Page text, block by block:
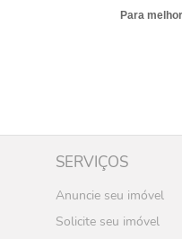
Para
SERVIÇOS
Anuncie seu imóvel
Solicite seu imóvel